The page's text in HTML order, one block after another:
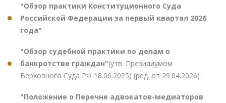
"Обзор практики Конституционного Суда
Российской Федерации за первый квартал 2026
года"
"Обзор судебной практики по делам о
банкротстве граждан"(утв. Президиумом
Верховного Суда РФ 18.06.2025) (ред. от 29.04.2026)
"Положение о Перечне адвокатов-медиаторов